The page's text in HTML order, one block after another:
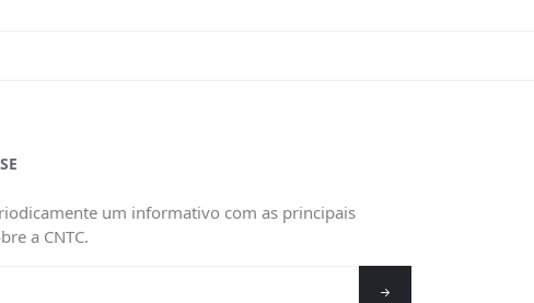
um informativo com as principais
a CNTC.